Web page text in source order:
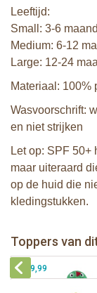
Leeftijd:
Small: 3-6
Medium: 6-12
Large: 12-24
Materiaal: 100%
Wasvoorschrift:
en niet strijken
Let op: SPF 50+
maar uiteraard
op de huid die
kledingstukken.
Toppers van
€ 39,99
Zoocchini baby
the Duck
€ 29,99